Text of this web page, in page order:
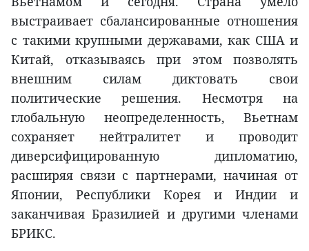
выстраивает сбалансированные отношения
с такими крупными державами, как США и
Китай, отказываясь при этом позволять
внешним силам диктовать свои
политические решения. Несмотря на
глобальную неопределенность, Вьетнам
сохраняет нейтралитет и проводит
диверсифицированную дипломатию,
расширяя связи с партнерами, начиная от
Японии, Республики Корея и Индии и
заканчивая Бразилией и другими членами
БРИКС.